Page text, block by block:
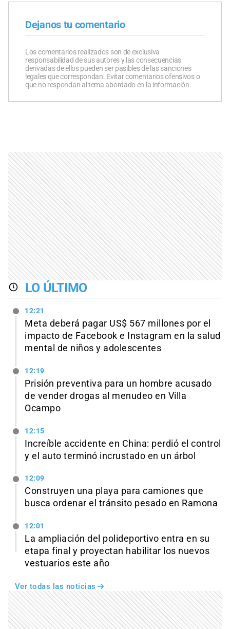
Dejanos tu comentario
Los comentarios realizados son de exclusiva
responsabilidad de sus autores y las consecuencias
derivadas de ellos pueden ser pasibles de las sanciones
legales que correspondan. Evitar comentarios ofensivos o
que no respondan al tema abordado en la información.
LO ÚLTIMO
12:21
Meta deberá pagar US$ 567 millones por el
impacto de Facebook e Instagram en la salud
mental de niños y adolescentes
12:19
Prisión preventiva para un hombre acusado
de vender drogas al menudeo en Villa
Ocampo
12:15
Increíble accidente en China: perdió el control
y el auto terminó incrustado en un árbol
12:09
Construyen una playa para camiones que
busca ordenar el tránsito pesado en Ramona
12:01
La ampliación del polideportivo entra en su
etapa final y proyectan habilitar los nuevos
vestuarios este año
Ver todas las noticias